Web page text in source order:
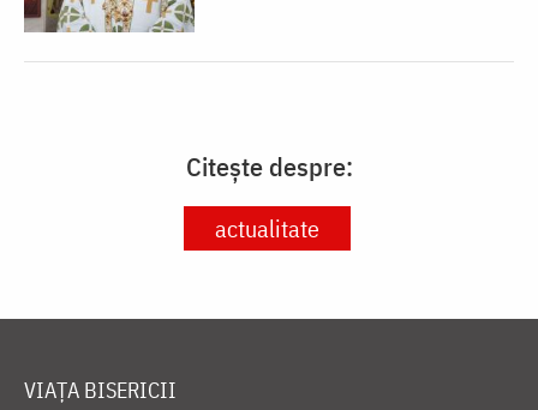
Citește despre:
actualitate
VIAȚA BISERICII